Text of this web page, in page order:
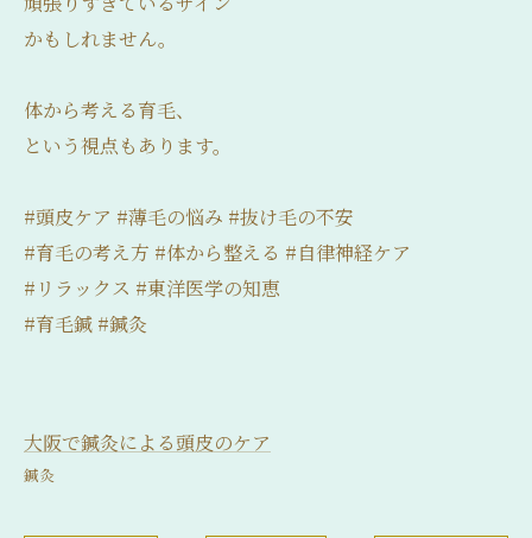
かもしれません。
体から考える育毛、
という視点もあります。
#頭皮ケア #薄毛の悩み #抜け毛の不安
#育毛の考え方 #体から整える #自律神経ケア
#リラックス #東洋医学の知恵
#育毛鍼 #鍼灸
大阪で鍼灸による頭皮のケア
鍼灸